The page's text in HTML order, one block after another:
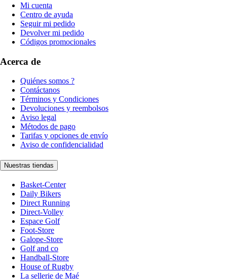
Mi cuenta
Centro de ayuda
Seguir mi pedido
Devolver mi pedido
Códigos promocionales
Acerca de
Quiénes somos ?
Contáctanos
Términos y Condiciones
Devoluciones y reembolsos
Aviso legal
Métodos de pago
Tarifas y opciones de envío
Aviso de confidencialidad
Nuestras tiendas
Basket-Center
Daily Bikers
Direct Running
Direct-Volley
Espace Golf
Foot-Store
Galope-Store
Golf and co
Handball-Store
House of Rugby
La sellerie de Maé